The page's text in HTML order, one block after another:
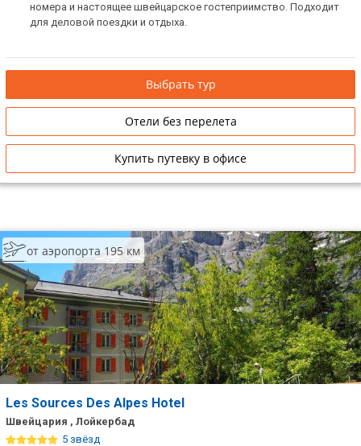
номера и настоящее швейцарское гостеприимство. Подходит
для деловой поездки и отдыха.
Выбрать тур
Отели без перелета
Купить путевку в офисе
от аэропорта 195 км
Les Sources Des Alpes Hotel
Швейцария , Лойкербад
5 звёзд